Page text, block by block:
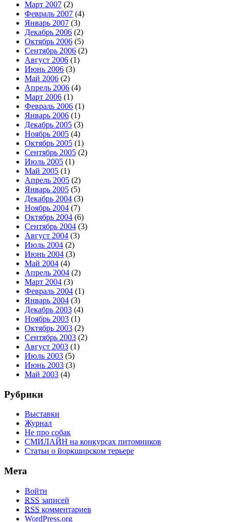
Март 2007 (2)
Февраль 2007 (4)
Январь 2007 (3)
Декабрь 2006 (2)
Октябрь 2006 (5)
Сентябрь 2006 (2)
Август 2006 (1)
Июнь 2006 (3)
Май 2006 (2)
Апрель 2006 (4)
Март 2006 (1)
Февраль 2006 (1)
Январь 2006 (1)
Декабрь 2005 (3)
Ноябрь 2005 (4)
Октябрь 2005 (1)
Сентябрь 2005 (2)
Июль 2005 (1)
Май 2005 (1)
Апрель 2005 (2)
Январь 2005 (5)
Декабрь 2004 (3)
Ноябрь 2004 (7)
Октябрь 2004 (6)
Сентябрь 2004 (3)
Август 2004 (3)
Июль 2004 (2)
Июнь 2004 (3)
Май 2004 (4)
Апрель 2004 (2)
Март 2004 (3)
Февраль 2004 (1)
Январь 2004 (3)
Декабрь 2003 (4)
Ноябрь 2003 (1)
Октябрь 2003 (2)
Сентябрь 2003 (2)
Август 2003 (1)
Июль 2003 (5)
Июнь 2003 (3)
Май 2003 (4)
Рубрики
Выставки
Журнал
Не про собак
СМИЛАЙН на конкурсах питомников
Статьи о йоркширском терьере
Мета
Войти
RSS записей
RSS комментариев
WordPress.org